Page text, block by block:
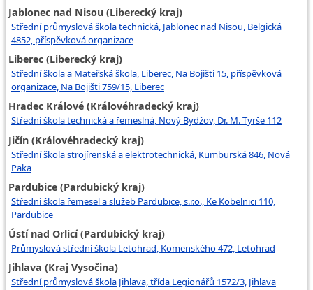
Jablonec nad Nisou (Liberecký kraj)
Střední průmyslová škola technická, Jablonec nad Nisou, Belgická
4852, příspěvková organizace
Liberec (Liberecký kraj)
Střední škola a Mateřská škola, Liberec, Na Bojišti 15, příspěvková
organizace, Na Bojišti 759/15, Liberec
Hradec Králové (Královéhradecký kraj)
Střední škola technická a řemeslná, Nový Bydžov, Dr. M. Tyrše 112
Jičín (Královéhradecký kraj)
Střední škola strojírenská a elektrotechnická, Kumburská 846, Nová
Paka
Pardubice (Pardubický kraj)
Střední škola řemesel a služeb Pardubice, s.r.o., Ke Kobelnici 110,
Pardubice
Ústí nad Orlicí (Pardubický kraj)
Průmyslová střední škola Letohrad, Komenského 472, Letohrad
Jihlava (Kraj Vysočina)
Střední průmyslová škola Jihlava, třída Legionářů 1572/3, Jihlava